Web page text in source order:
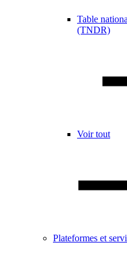
Table
(TNDR)
Voir tout
Plateformes et